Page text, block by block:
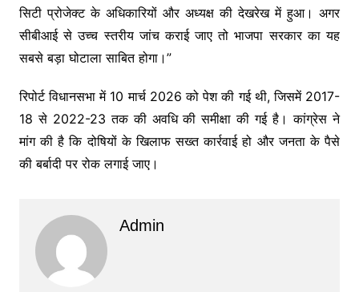
सिटी प्रोजेक्ट के अधिकारियों और अध्यक्ष की देखरेख में हुआ। अगर
सीबीआई से उच्च स्तरीय जांच कराई जाए तो भाजपा सरकार का यह
सबसे बड़ा घोटाला साबित होगा।”
रिपोर्ट विधानसभा में 10 मार्च 2026 को पेश की गई थी, जिसमें 2017-
18 से 2022-23 तक की अवधि की समीक्षा की गई है। कांग्रेस ने
मांग की है कि दोषियों के खिलाफ सख्त कार्रवाई हो और जनता के पैसे
की बर्बादी पर रोक लगाई जाए।
Admin